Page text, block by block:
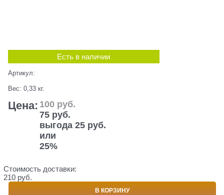
Есть в наличии
Артикул:
Вес: 0,33 кг.
Цена: 100 руб.
75 руб.
выгода 25 руб.
или
25%
Стоимость доставки:
210 руб.
В КОРЗИНУ